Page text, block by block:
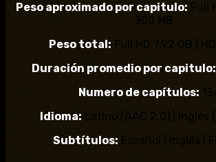
Peso aproximado por capitulo:
Peso total:
Duración promedio por capitulo:
Numero de capítulos:
Idioma:
Subtítulos: